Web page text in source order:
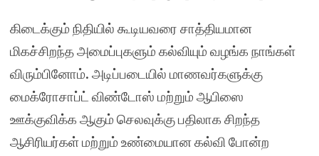
கிடைக்கும் நிதியில் கூடியவரை சாத்தியமான
மிகச்சிறந்த அமைப்புகளும் கல்வியும் வழங்க நாங்கள்
விரும்பினோம். அடிப்படையில் மாணவர்களுக்கு
மைக்ரோசாப்ட் விண்டோஸ் மற்றும் ஆபிஸை
ஊக்குவிக்க ஆகும் செலவுக்கு பதிலாக சிறந்த
ஆசிரியர்கள் மற்றும் உண்மையான கல்வி போன்ற